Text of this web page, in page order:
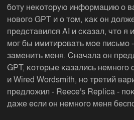
боту некоторую информацию о
нового GPT и о том, как он
представился AI и сказал, что я
мог бы имитировать мое письмо
заменить меня. Сначала он
GPT, которые казались немного
и Wired Wordsmith, но третий
предложил - Reece's Replica -
даже если он немного меня